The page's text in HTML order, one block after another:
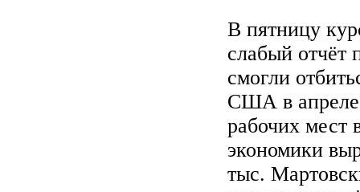
В пятницу
слабый отчёт
смогли
США в апреле
рабочих мест
экономики
тыс.